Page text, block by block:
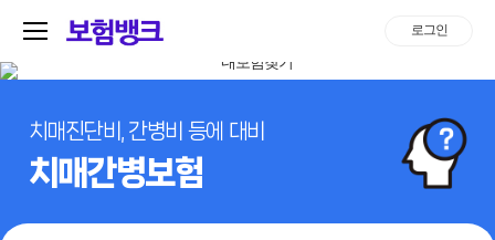
로그인
치매진단비, 간병비 등에 대비
치매간병보험